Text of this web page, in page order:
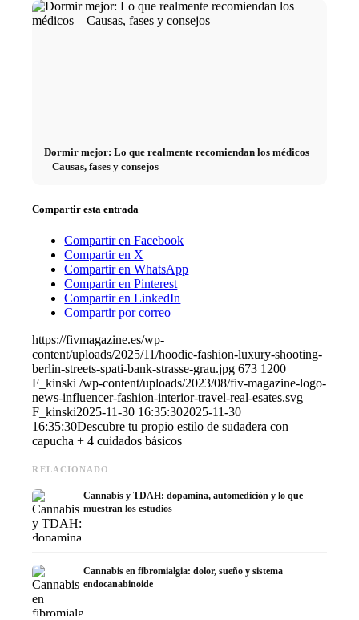
Dormir mejor: Lo que realmente recomiendan los médicos
– Causas, fases y consejos
Compartir esta entrada
Compartir en Facebook
Compartir en X
Compartir en WhatsApp
Compartir en Pinterest
Compartir en LinkedIn
Compartir por correo
https://fivmagazine.es/wp-
content/uploads/2025/11/hoodie-fashion-luxury-shooting-
berlin-streets-spati-bank-strasse-grau.jpg 673 1200
F_kinski /wp-content/uploads/2023/08/fiv-magazine-logo-
news-influencer-fashion-interior-travel-real-esates.svg
F_kinski2025-11-30 16:35:302025-11-30
16:35:30Descubre tu propio estilo de sudadera con
capucha + 4 cuidados básicos
RELACIONADO
Cannabis y TDAH: dopamina, automedición y lo que
muestran los estudios
Cannabis en fibromialgia: dolor, sueño y sistema
endocanabinoide